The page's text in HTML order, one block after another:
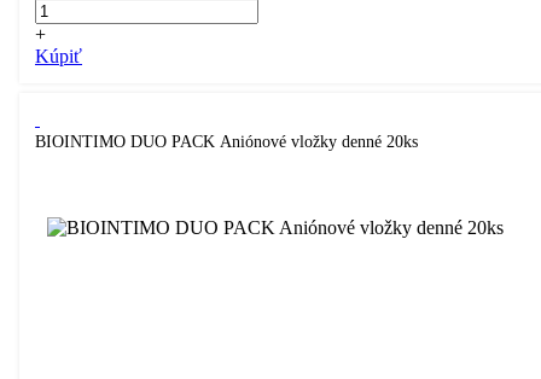
+
Kúpiť
BIOINTIMO DUO PACK Aniónové vložky denné 20ks